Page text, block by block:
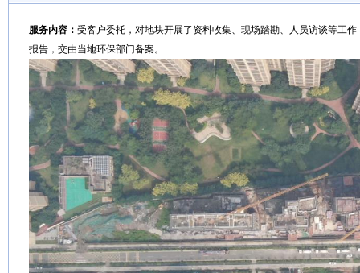
服务内容： 受客户委托，对地块开展了资料收集、现场踏勘、人员访谈等工
报告，交由当地环保部门备案。